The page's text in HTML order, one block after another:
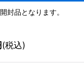
封品となります。
(税込)